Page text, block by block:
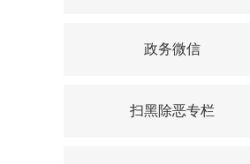
政务微信
扫黑除恶专栏